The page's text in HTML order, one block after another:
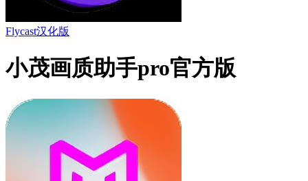
Flycast汉化版
小茂画质助手pro官方版